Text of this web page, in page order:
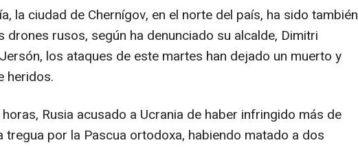
la ciudad de Chernígov, en el norte del país, ha sido también
drones rusos, según ha denunciado su alcalde, Dimitri
los ataques de este martes han dejado un muerto y
heridos.
Rusia acusado a Ucrania de haber infringido más de
tregua por la Pascua ortodoxa, habiendo matado a dos